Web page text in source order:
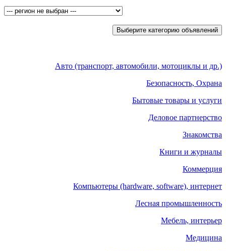
Выберите категорию объявлений
Авто (транспорт, автомобили, мотоциклы и др.)
Безопасность, Охрана
Бытовые товары и услуги
Деловое партнерство
Знакомства
Книги и журналы
Коммерция
Компьютеры (hardware, software), интернет
Лесная промышленность
Мебель, интерьер
Медицина